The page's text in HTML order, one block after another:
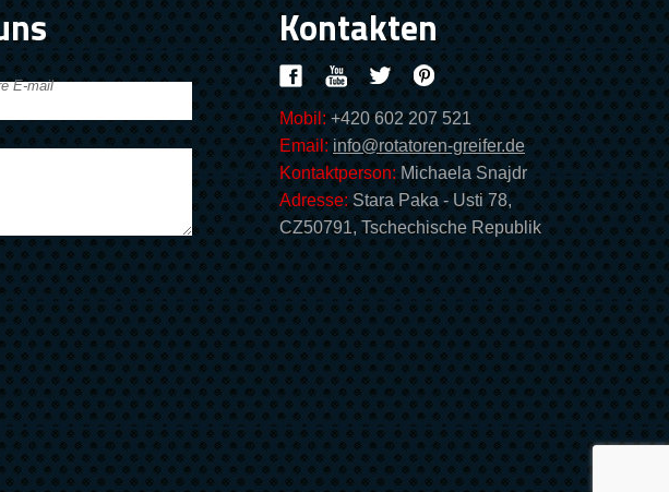
E-mail
Kontakten
Mobil:+420 602 207 521
Email: info@rotatoren-greifer.de
Kontaktperson:Michaela Snajdr
Adresse:Stara Paka - Usti 78,
CZ50791, Tschechische Republik